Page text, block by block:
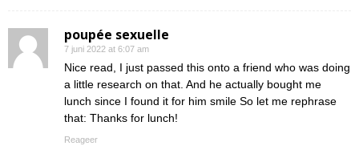
poupée sexuelle
7 juni 2022 at 6:07 am
Nice read, I just passed this onto a friend who was doing
a little research on that. And he actually bought me
lunch since I found it for him smile So let me rephrase
that: Thanks for lunch!
Reageer